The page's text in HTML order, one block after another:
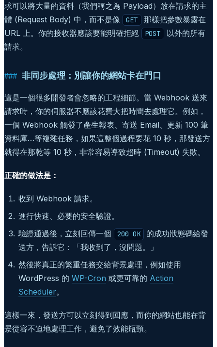
求可以將大量的資料（我們稱之為 Payload）放在請求的主
體 (Request Body) 中，而不是像
GET
那樣把參數暴露在
URL 上。你的接收器應該要能明確拒絕
POST
以外的所有
請求。
非同步處理：別讓你的網站卡在門口
這是一個很多開發者會忽略的工程細節。當 Webhook 送來
請求時，你的伺服器不應該花費大把時間去處理它。例如，
一個 Webhook 觸發了產生報表、寄送 Email、更新 100 筆
資料庫…等複雜任務，如果這整個過程要花 10 秒，那發送方
就得在那乾等 10 秒，非常容易導致超時 (Timeout) 失敗。
正確的做法是：
收到 Webhook 請求。
進行快速、必要的安全驗證。
驗證通過後，立刻回傳一個
200 OK
的成功狀態碼給發
送方，告訴它：「我收到了，沒問題。」
然後將真正的繁重任務交給背景處理，例如使用
WordPress 的 WP-Cron 或更可靠的 Action
Scheduler。
這樣一來，發送方可以立刻得到回應，而你的網站也能在背
景從容不迫地處理工作，避免了效能瓶頸。